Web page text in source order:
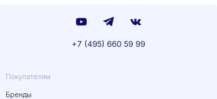
Покупателям
Бренды
+7 (495) 660 59 99